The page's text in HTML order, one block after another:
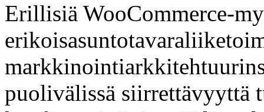
Erillisiä WooCommerce-
puolivälissä siirrettävyyttä